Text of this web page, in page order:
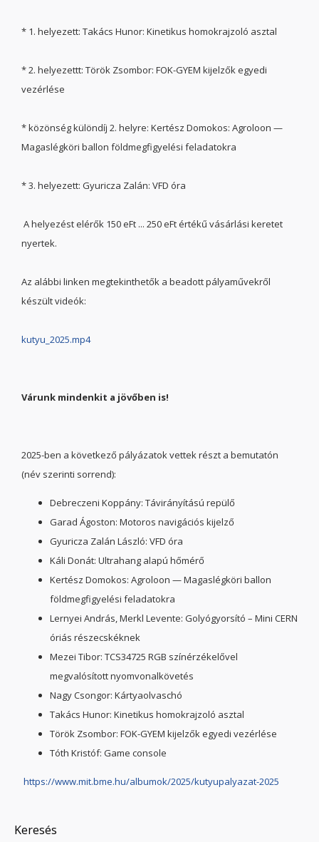
* 1. helyezett: Takács Hunor: Kinetikus homokrajzoló asztal
* 2. helyezettt: Török Zsombor: FOK-GYEM kijelzők egyedi
vezérlése
* közönség különdíj 2. helyre: Kertész Domokos: Agroloon —
Magaslégköri ballon földmegfigyelési feladatokra
* 3. helyezett: Gyuricza Zalán: VFD óra
A helyezést elérők 150 eFt ... 250 eFt értékű vásárlási keretet
nyertek.
Az alábbi linken megtekinthetők a beadott pályaművekről
készült videók:
kutyu_2025.mp4
Várunk mindenkit a jövőben is!
2025-ben a következő pályázatok vettek részt a bemutatón
(név szerinti sorrend):
Debreczeni Koppány: Távirányítású repülő
Garad Ágoston: Motoros navigációs kijelző
Gyuricza Zalán László: VFD óra
Káli Donát: Ultrahang alapú hőmérő
Kertész Domokos: Agroloon — Magaslégköri ballon
földmegfigyelési feladatokra
Lernyei András, Merkl Levente: Golyógyorsító – Mini CERN
óriás részecskéknek
Mezei Tibor: TCS34725 RGB színérzékelővel
megvalósított nyomvonalkövetés
Nagy Csongor: Kártyaolvaschó
Takács Hunor: Kinetikus homokrajzoló asztal
Török Zsombor: FOK-GYEM kijelzők egyedi vezérlése
Tóth Kristóf: Game console
https://www.mit.bme.hu/albumok/2025/kutyupalyazat-2025
Keresés